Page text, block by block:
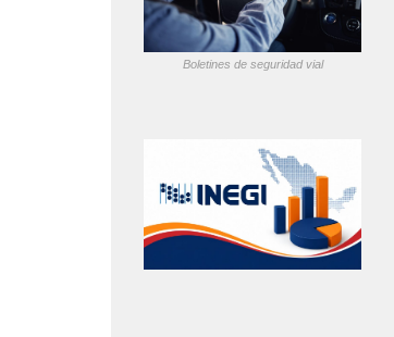
Boletines de seguridad vial